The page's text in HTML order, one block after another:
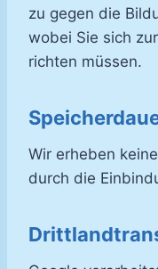
zu gegen die
wobei Sie sich
richten müssen.
Wir erheben
durch die